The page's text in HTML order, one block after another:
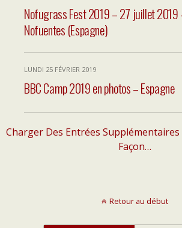
Nofugrass Fest 2019 – 27 juillet 2019
Nofuentes (Espagne)
LUNDI 25 FÉVRIER 2019
BBC Camp 2019 en photos – Espagne
Charger Des Entrées
Façon…
Retour au début